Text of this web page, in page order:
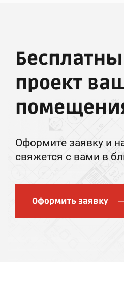
проект
Оформите заявку и
свяжется с вами в
Оформить заявку